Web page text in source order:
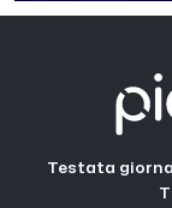
Testata